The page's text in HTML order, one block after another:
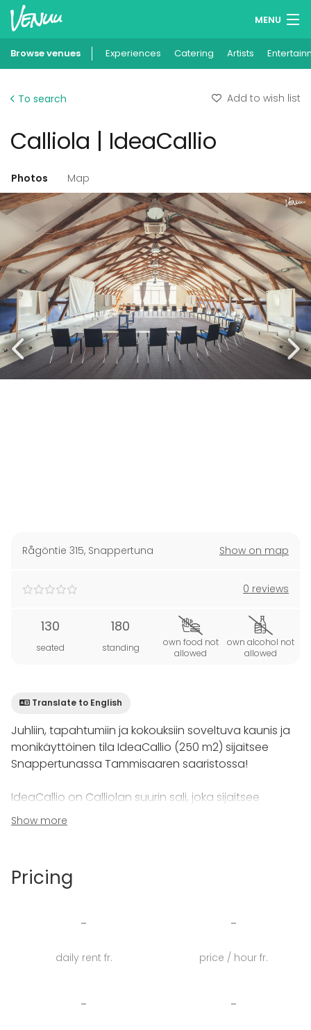
MENU
Wish lists
Add your venue
Browse venues Experiences Catering Artists
To search Add to wish list
Calliola | IdeaCallio
Photos Map
Rågöntie 315, Snappertuna Show on map
0 reviews
130
seated
180
standing
own food not
allowed
own alcohol not
allowed
Translate to English
Juhliin, tapahtumiin ja kokouksiin soveltuva kaunis ja
monikäyttöinen tila IdeaCallio (250 m2) sijaitsee
Snappertunassa Tammisaaren saaristossa!
IdeaCallio on Calliolan suurin sali, joka sijaitsee
Päätalon ylisillä. Tila on vaalea ja ilmava ja sen
suurista päätyikkoista avautuu luonnonkaunis
vaikka joogaretriitit. Tässä tilassa yhdistyvät
sekä lämminhenkinen Kirjasto-sali. Calliolassa on
useita mielenkiintoisia juhla/kokous- sekä
Show more
Pricing
-
daily rent fr.
-
price / hour fr.
- -